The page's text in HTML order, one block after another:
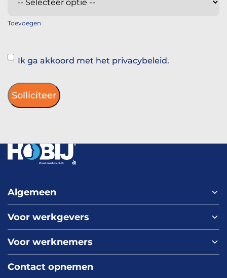
Toevoegen
Instemming
Ik ga akkoord met het privacybeleid.
Algemeen
Home
Over ons
Werken bij HOBIJ
Contact
Voor werkgevers
Nieuws
Blog
Academy
Voor werknemers
Vacaturepagina
Contact opnemen